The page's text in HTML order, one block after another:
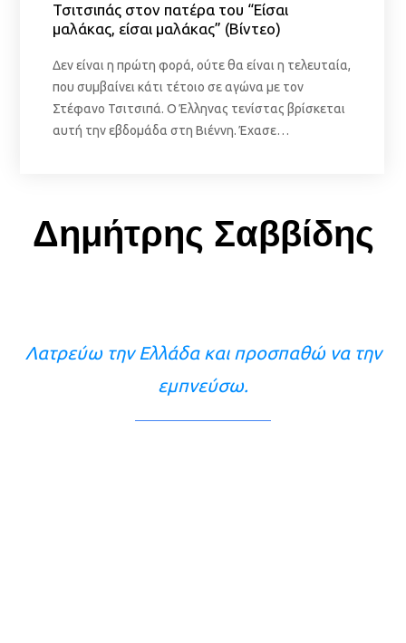
Τσιτσιπάς στον πατέρα του “Είσαι
μαλάκας, είσαι μαλάκας” (Βίντεο)
Δεν είναι η πρώτη φορά, ούτε θα είναι η τελευταία,
που συμβαίνει κάτι τέτοιο σε αγώνα με τον
Στέφανο Τσιτσιπά. Ο Έλληνας τενίστας βρίσκεται
αυτή την εβδομάδα στη Βιέννη. Έχασε…
Δημήτρης Σαββίδης
Λατρεύω την Ελλάδα και προσπαθώ να την
εμπνεύσω.